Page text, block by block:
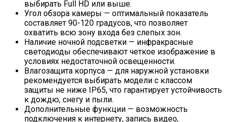
выбирать Full HD или выше.
Угол обзора камеры — оптимальный показатель
составляет 90-120 градусов, что позволяет
охватить всю зону входа без слепых зон.
Наличие ночной подсветки — инфракрасные
светодиоды обеспечивают четкое изображение в
условиях недостаточной освещенности.
Влагозащита корпуса — для наружной установки
рекомендуется выбирать модели с классом
защиты не ниже IP65, что гарантирует устойчивость
к дождю, снегу и пыли.
Дополнительные функции — возможность
подключения к интернету, запись видео,